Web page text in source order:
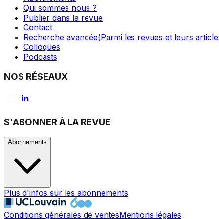
Qui sommes nous ?
Publier dans la revue
Contact
Recherche avancée(Parmi les revues et leurs
Colloques
Podcasts
NOS RÉSEAUX
S'ABONNER À LA REVUE
Abonnements
Plus d'infos sur les abonnements
Conditions générales de ventesMentions légales